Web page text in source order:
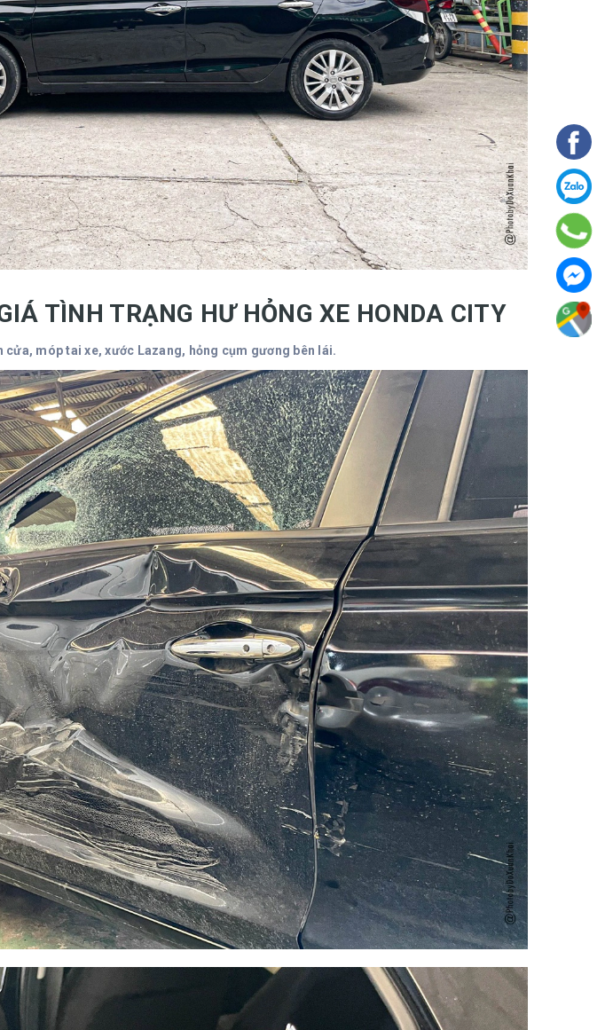
TÌNH TRẠNG HƯ HỎNG XE HONDA CITY
cửa, móp tai xe, xước Lazang, hỏng cụm gương bên lái.